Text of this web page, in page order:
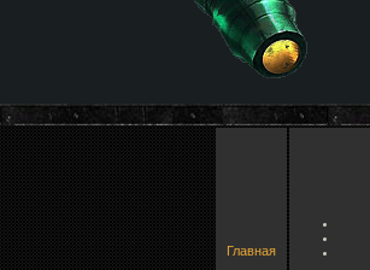
Главная